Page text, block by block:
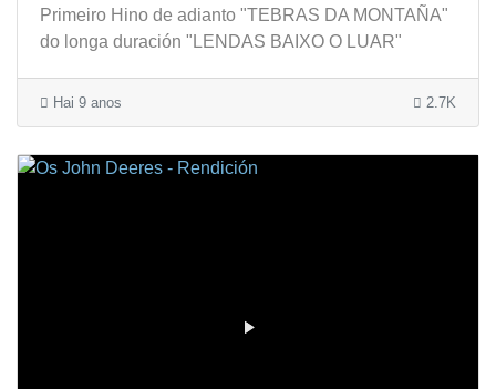
Primeiro Hino de adianto "TEBRAS DA MONTAÑA"
do longa duración "LENDAS BAIXO O LUAR"
Hai 9 anos 2.7K